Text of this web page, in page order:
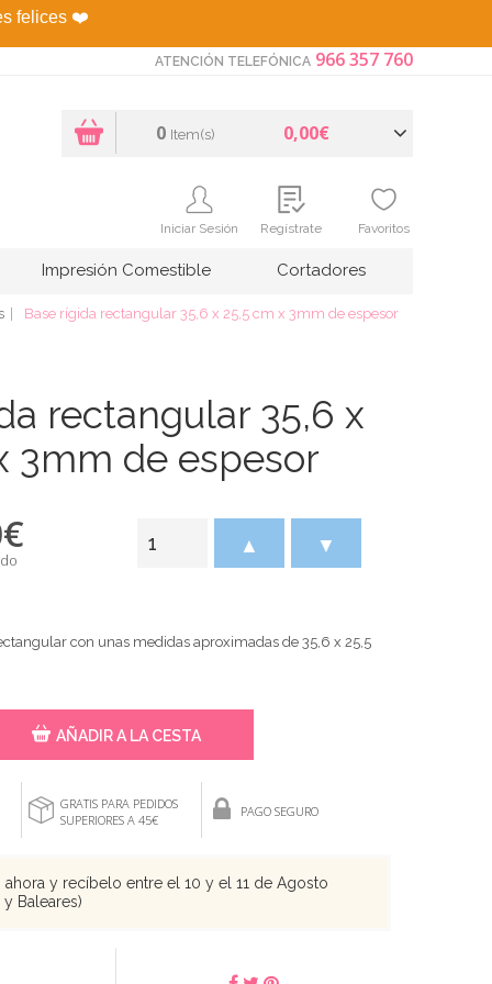
felices ❤️
ATENCIÓN TELEFÓNICA 966 357 760
0 Item(s) 0,00€
Iniciar Sesión Regístrate Favoritos
Impresión Comestible Cortadores
Base rígida rectangular 35,6 x 25,5 cm x 3mm de espesor
rectangular 35,6 x
3mm de espesor
€ ▲ ▼
con unas medidas aproximadas de 35,6 x 25,5
AÑADIR A LA CESTA
GRATIS PARA PEDIDOS
SUPERIORES A 45€
PAGO SEGURO
ahora y recíbelo entre el 10 y el 11 de Agosto
Baleares)